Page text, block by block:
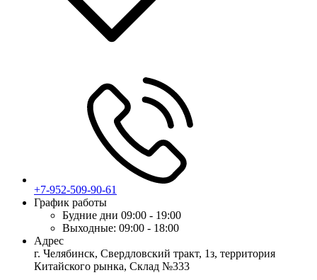
+7-952-509-90-61
График работы
Будние дни 09:00 - 19:00
Выходные: 09:00 - 18:00
Адрес
г. Челябинск, Свердловский тракт, 1з, территория
Китайского рынка, Склад №333